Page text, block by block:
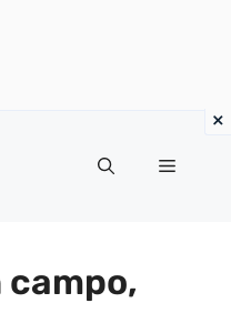
Menu